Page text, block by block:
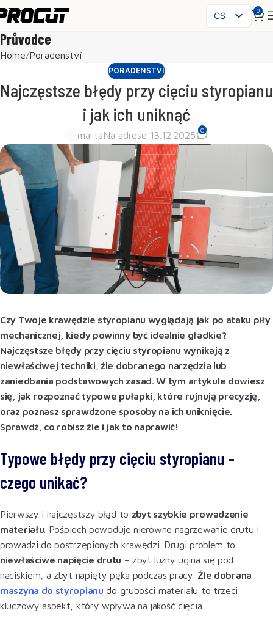
CS
FR
0
Průvodce
Home Poradenství
PORADENSTVÍ
Najczęstsze błędy przy cięciu styropianu
i jak ich uniknąć
martaNa adrese 13.12.2025 0
Czy Twoje krawędzie styropianu wyglądają jak po ataku piły
mechanicznej, kiedy powinny być idealnie gładkie?
Najczęstsze błędy przy cięciu styropianu wynikają z
niewłaściwej techniki, źle dobranego narzędzia lub
zaniedbania podstawowych zasad. W tym artykule dowiesz
się, jak rozpoznać typowe pułapki, które rujnują precyzję,
oraz poznasz sprawdzone sposoby na ich uniknięcie.
Sprawdź, co robisz źle i jak to naprawić!
Typowe błędy przy cięciu styropianu –
czego unikać?
Pierwszy i najczęstszy błąd to zbyt szybkie prowadzenie
materiału . Pośpiech powoduje nierówne nagrzewanie drutu i
prowadzi do postrzępionych krawędzi. Drugi problem to
niewłaściwe napięcie drutu – zbyt luźny ugina się pod
naciskiem, a zbyt napięty pęka podczas pracy. Źle dobrana
maszyna do styropianu do grubości materiału to trzeci
kluczowy aspekt, który wpływa na jakość cięcia.